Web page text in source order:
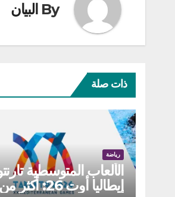
By البيان
ذات صلة
رياضة
الألعاب المتوسطية
إيطاليا أوت 26: أكثر من